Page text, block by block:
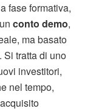
fase formativa,
conto demo,
ma basato
. Si tratta di uno
investitori,
nel tempo,